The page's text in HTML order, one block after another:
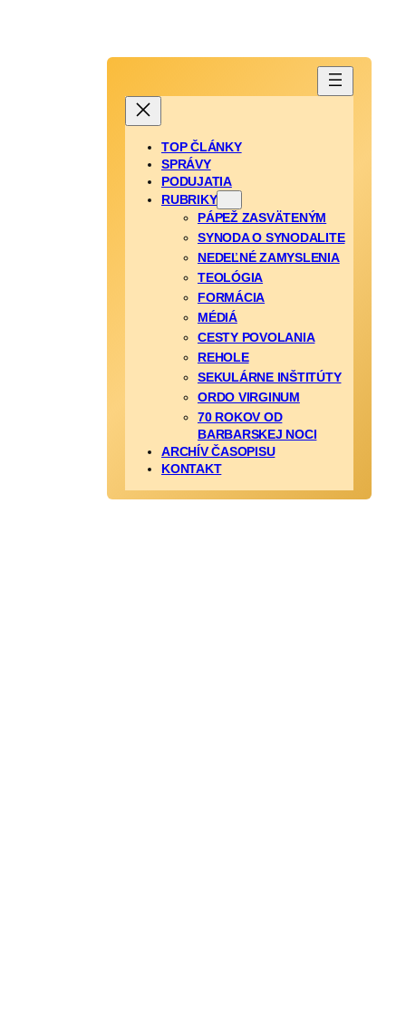
TOP ČLÁNKY
SPRÁVY
PODUJATIA
RUBRIKY
PÁPEŽ ZASVÄTENÝM
SYNODA O SYNODALITE
NEDEĽNÉ ZAMYSLENIA
TEOLÓGIA
FORMÁCIA
MÉDIÁ
CESTY POVOLANIA
REHOLE
SEKULÁRNE INŠTITÚTY
ORDO VIRGINUM
70 ROKOV OD
BARBARSKEJ NOCI
ARCHÍV ČASOPISU
KONTAKT